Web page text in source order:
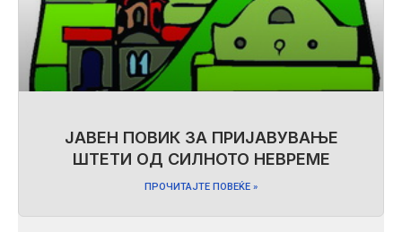
ЈАВЕН ПОВИК ЗА ПРИЈАВУВАЊЕ
ШТЕТИ ОД СИЛНОТО НЕВРЕМЕ
ПРОЧИТАЈТЕ ПОВЕЌЕ »